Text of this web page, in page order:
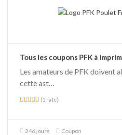
Tous les coupons PFK à
Les amateurs de PFK doivent
cette ast…
(1 rate)
246 jours Coupon